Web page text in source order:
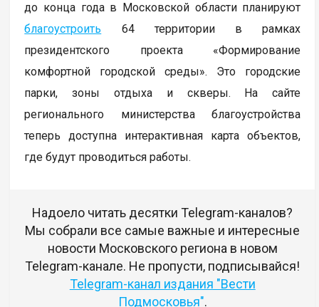
до конца года в Московской области планируют
благоустроить 64 территории в рамках
президентского проекта «Формирование
комфортной городской среды». Это городские
парки, зоны отдыха и скверы. На сайте
регионального министерства благоустройства
теперь доступна интерактивная карта объектов,
где будут проводиться работы.
Надоело читать десятки Telegram-каналов?
Мы собрали все самые важные и интересные
новости Московского региона в новом
Telegram-канале. Не пропусти, подписывайся!
Telegram-канал издания "Вести
Подмосковья".